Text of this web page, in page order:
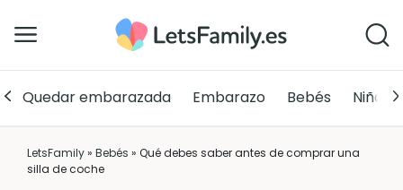
Quedar embarazada Embarazo Bebés Niños
LetsFamily» Bebés » Qué debes saber antes de comprar una
silla de coche